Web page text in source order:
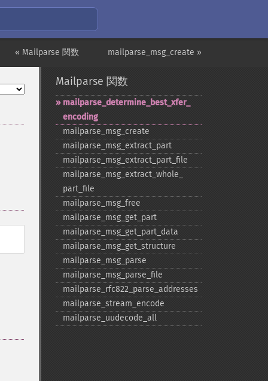
mailparse_msg_create »
« Mailparse 関数
Mailparse 関数
mailparse_​determine_​best_​xfer_​
encoding
mailparse_​msg_​create
mailparse_​msg_​extract_​part
mailparse_​msg_​extract_​part_​file
mailparse_​msg_​extract_​whole_​
part_​file
mailparse_​msg_​free
mailparse_​msg_​get_​part
mailparse_​msg_​get_​part_​data
mailparse_​msg_​get_​structure
mailparse_​msg_​parse
mailparse_​msg_​parse_​file
mailparse_​rfc822_​parse_​addresses
mailparse_​stream_​encode
mailparse_​uudecode_​all